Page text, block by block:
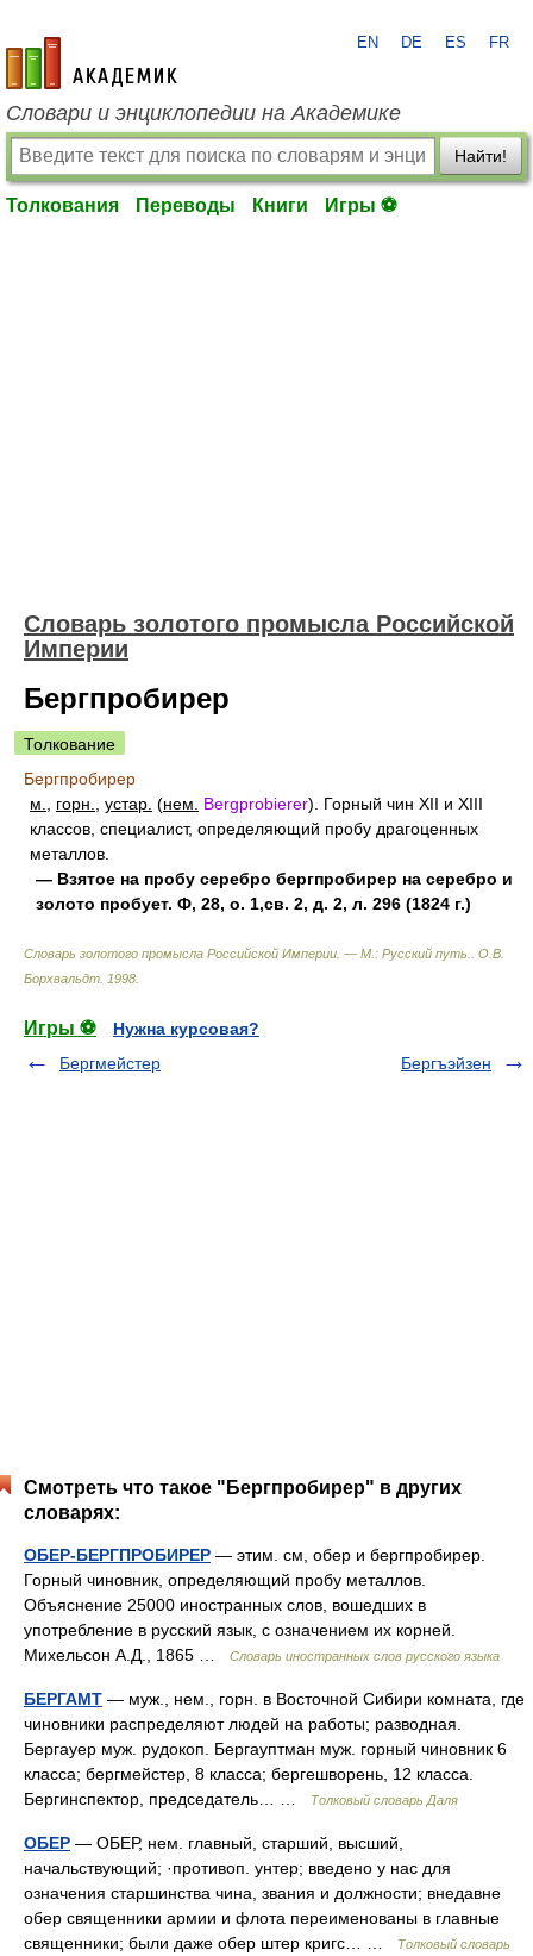
academic.ru
EN DE ES FR
Словари и энциклопедии на Академике
Найти!
Толкования Переводы Книги Игры ⚽
Словарь золотого промысла Российской
Империи
Бергпробирер
Толкование
Бергпробирер
м.
горн. устар. (нем. Bergprobierer). Горный чин XII и XIII
классов, специалист, определяющий пробу драгоценных
металлов.
— Взятое на пробу серебро бергпробирер на серебро и
золото пробует. Ф, 28, о. 1,св. 2, д. 2, л. 296 (1824 г.)
Словарь золотого промысла Российской Империи. — М.: Русский путь.
О.В.
Борхвальдт 1998
Игры ⚽
Нужна курсовая?
Бергмейстер
Бергъэйзен
Смотреть что такое "Бергпробирер" в других
словарях:
ОБЕР-БЕРГПРОБИРЕР — этим. см, обер и бергпробирер.
Горный чиновник, определяющий пробу металлов.
Объяснение 25000 иностранных слов, вошедших в
употребление в русский язык, с означением их корней.
Михельсон А.Д., 1865 …
Словарь иностранных слов русского языка
БЕРГАМТ — муж., нем., горн. в Восточной Сибири комната, где
чиновники распределяют людей на работы; разводная.
Бергауер муж. рудокоп. Бергауптман муж. горный чиновник 6
класса; бергмейстер, 8 класса; бергешворень, 12 класса.
Бергинспектор, председатель… …
Толковый словарь Даля
ОБЕР — ОБЕР, нем. главный, старший, высший,
начальствующий; ·противоп. унтер; введено у нас для
означения старшинства чина, звания и должности; внедавне
обер священники армии и флота переименованы в главные
священники; были даже обер штер кригс… …
Толковый словарь